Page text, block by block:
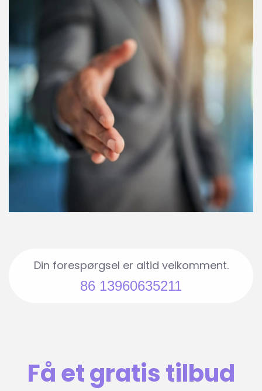
Din forespørgsel er altid velkomment.
86 13960635211
Få et gratis tilbud